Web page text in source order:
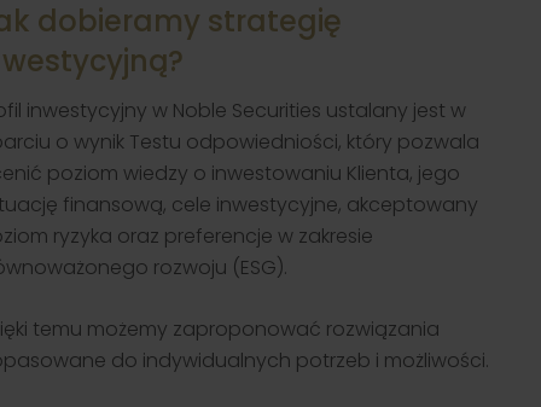
dobieramy strategię
inwestycyjny w Noble Securities ustalany jest w
o wynik Testu odpowiedniości, który pozwala
poziom wiedzy o inwestowaniu Klienta, jego
finansową, cele inwestycyjne, akceptowany
ryzyka oraz preferencje w zakresie
rozwoju (ESG).
temu możemy zaproponować rozwiązania
do indywidualnych potrzeb i możliwości.